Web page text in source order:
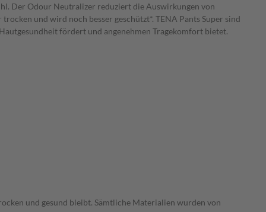
Der Odour Neutralizer reduziert die Auswirkungen von
und wird noch besser geschützt*. TENA Pants Super sind
fördert und angenehmen Tragekomfort bietet.
und gesund bleibt. Sämtliche Materialien wurden von